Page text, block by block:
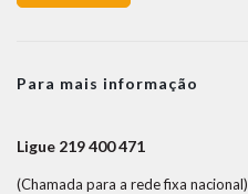
Para mais informação
Ligue 219 400 471
(Chamada para a rede fixa nacional)